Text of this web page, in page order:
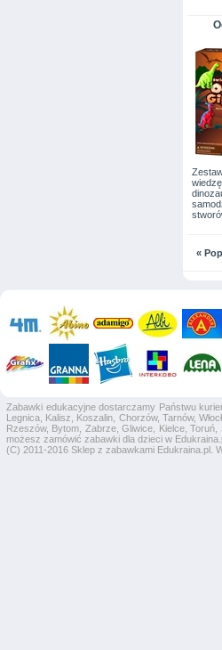
«
Zabawki edukacyjne dostarczamy Państwu
Legnica, Kalisz, Koszalin, Chorzów, Tarnów,
Rzeszów, Bytom, Zabrze, Gliwice, Kielce,
możesz zamówić zabawki dla dzieci w
(C) 2011-2016 Sklep z zabawkami Edukraina.pl.